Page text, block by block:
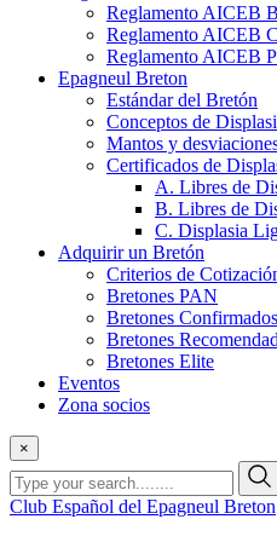
Reglamento AICEB
Reglamento AICEB
Reglamento AICEB
Epagneul Breton
Estándar del Bretón
Conceptos de
Mantos y
Certificados de
A. Libres de
B. Libres de
C. Displasia
Adquirir un Bretón
Criterios de
Bretones PAN
Bretones Confirmados
Bretones
Bretones Elite
Eventos
Zona socios
×
Club Español del Epagneul Breton